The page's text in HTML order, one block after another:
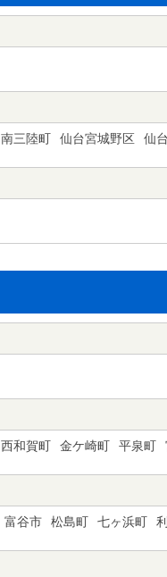
南三陸町 仙台宮城野区 仙
西和賀町 金ケ崎町 平泉町
富谷市 松島町 七ヶ浜町